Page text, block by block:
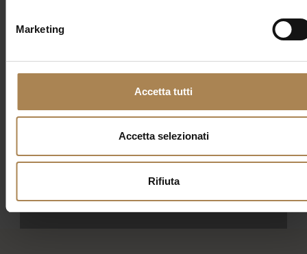
Marketing
Accetta tutti
Accetta selezionati
Rifiuta
STAY & ENJOY
YOUR DAY
BOOK NOW